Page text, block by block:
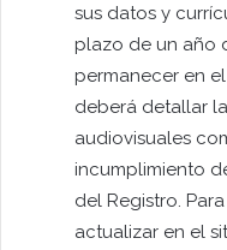
sus datos y
plazo de un año
permanecer en
deberá detallar
audiovisuales
incumplimiento
del Registro.
actualizar en el